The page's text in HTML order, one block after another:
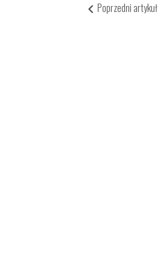
Poprzedni artykuł